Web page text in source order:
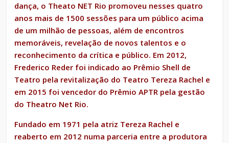
dança, o Theato NET Rio promoveu nesses quatro
anos mais de 1500 sessões para um público acima
de um milhão de pessoas, além de encontros
memoráveis, revelação de novos talentos e o
reconhecimento da crítica e público. Em 2012,
Frederico Reder foi indicado ao Prêmio Shell de
Teatro pela revitalização do Teatro Tereza Rachel e
em 2015 foi vencedor do Prêmio APTR pela gestão
do Theatro Net Rio.
Fundado em 1971 pela atriz Tereza Rachel e
reaberto em 2012 numa parceria entre a produtora